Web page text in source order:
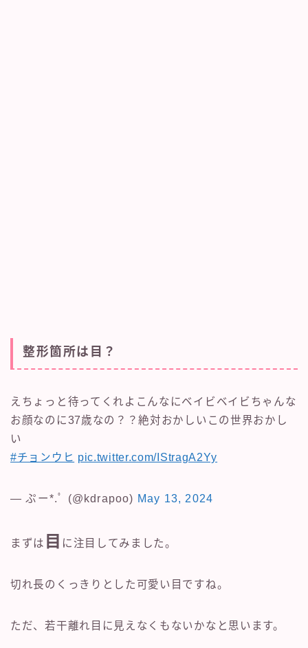
整形箇所は目？
えちょっと待ってくれよこんなにベイビベイビちゃんな
お顔なのに37歳なの？？絶対おかしいこの世界おかし
い
#チョンウヒ pic.twitter.com/IStragA2Yy
— ぷー*.ﾟ (@kdrapoo) May 13, 2024
まずは 目 に注目してみました。
切れ長のくっきりとした可愛い目ですね。
ただ、若干離れ目に見えなくもないかなと思います。